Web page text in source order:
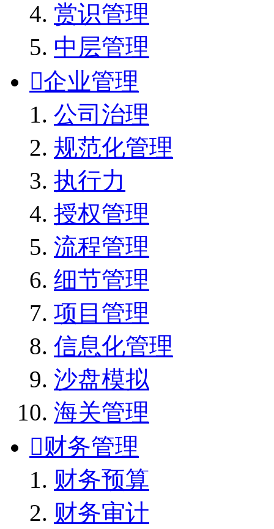
赏识管理
中层管理
企业管理
公司治理
规范化管理
执行力
授权管理
流程管理
细节管理
项目管理
信息化管理
沙盘模拟
海关管理
财务管理
财务预算
财务审计